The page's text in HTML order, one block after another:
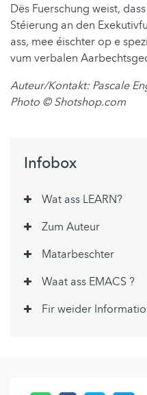
Dës Fuerschung weist,
Stéierung an den
ass, mee éischter op e
vum verbalen
Auteur/Kontakt: Pascale
Photo © Shotshop.com
Infobox
Wat ass LEARN?
Zum Auteur
Matarbeschter
Waat ass EMACS ?
Fir weider